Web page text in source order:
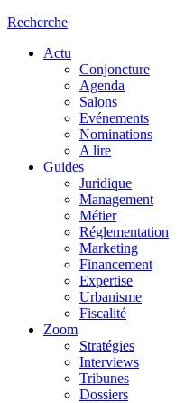
Recherche
Actu
Conjoncture
Agenda
Salons
Evénements
Nominations
A lire
Guides
Juridique
Management
Métier
Réglementation
Marketing
Financement
Expertise
Urbanisme
Fiscalité
Zoom
Stratégies
Interviews
Tribunes
Dossiers